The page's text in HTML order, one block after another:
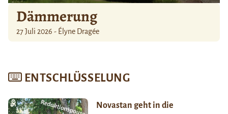
Dämmerung
27 Juli 2026 - Élyne Dragée
ENTSCHLÜSSELUNG
Novastan geht in die